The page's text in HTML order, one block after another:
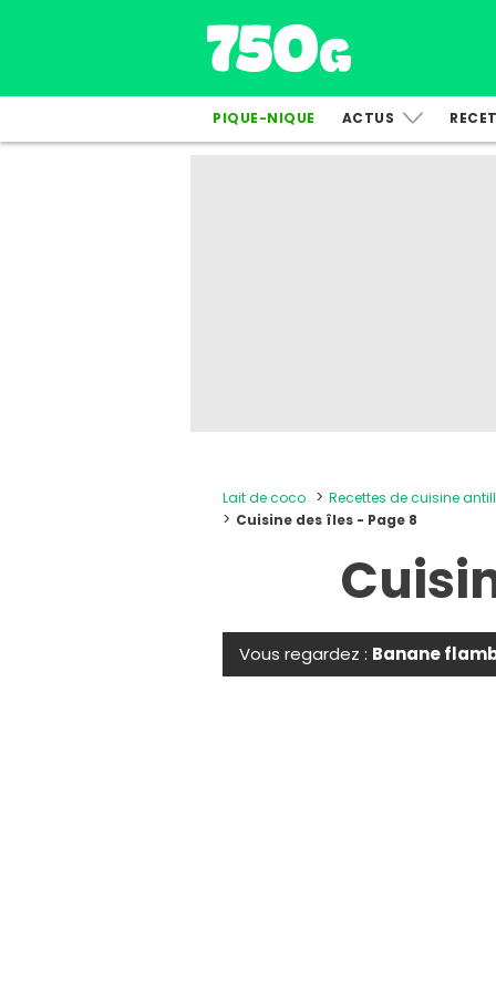
PIQUE-NIQUE ACTUS
Lait de coco Recettes de cuisine
Cuisine des îles - Page 8
Vous regardez : Banane